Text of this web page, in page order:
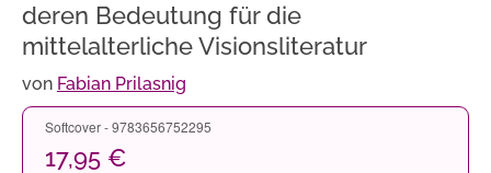
deren Bedeutung für die
mittelalterliche Visionsliteratur
von Fabian Prilasnig
Softcover - 9783656752295
17,95 €